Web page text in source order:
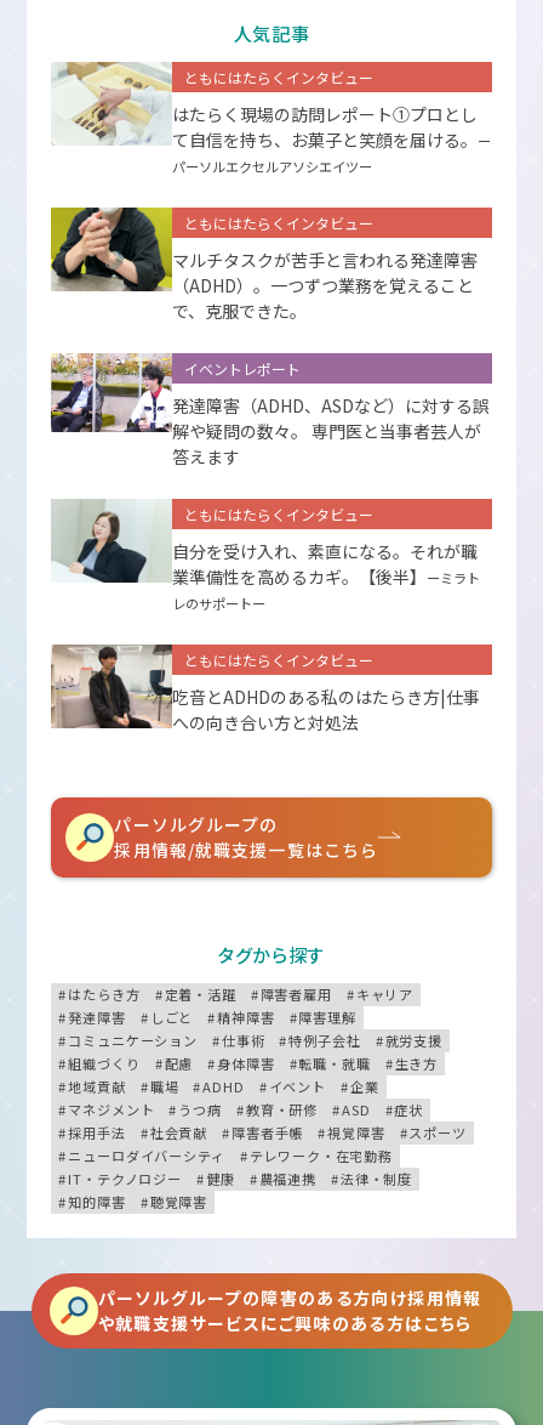
人気記事
ともにはたらくインタビュー
はたらく現場の訪問レポート①プロとし
て⾃信を持ち、お菓⼦と笑顔を届ける。
ー
パーソルエクセルアソシエイツー
ともにはたらくインタビュー
マルチタスクが苦手と言われる発達障害
（ADHD）。一つずつ業務を覚えること
で、克服できた。
イベントレポート
発達障害（ADHD、ASDなど）に対する誤
解や疑問の数々。 専門医と当事者芸人が
答えます
ともにはたらくインタビュー
自分を受け入れ、素直になる。それが職
業準備性を高めるカギ。【後半】
ーミラト
レのサポートー
ともにはたらくインタビュー
吃音とADHDのある私のはたらき方|仕事
への向き合い方と対処法
パーソルグループの
採用情報/就職支援一覧はこちら
タグから探す
はたらき方 定着・活躍 障害者雇用
キャリア
発達障害
しごと 精神障害
障害理解
コミュニケーション
仕事術 特例子会社
就労支援
組織づくり
配慮 身体障害 転職・就職
生き方
地域貢献
職場 ADHD イベント
企業
マネジメント
うつ病 教育・研修 ASD
症状
採用手法
社会貢献 障害者手帳 視覚障害
スポーツ
ニューロダイバーシティ
テレワーク・在宅勤務
IT・テクノロジー
健康 農福連携
法律・制度
知的障害
聴覚障害
パーソルグループの障害のある方向け採用情報
や就職支援サービスにご興味のある方はこちら